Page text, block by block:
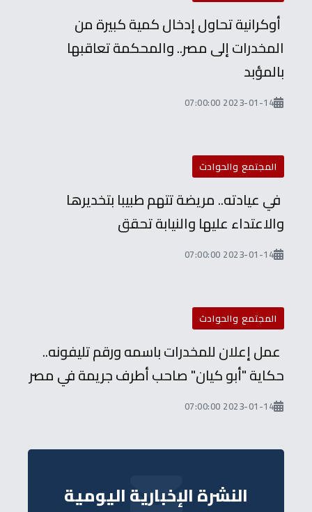
أوكرانية تحاول إدخال كمية كبيرة من
المخدرات إلى مصر.. والمحكمة تعاقبها
بالمؤبد
2023-01-14 07:00:00
المجتمع والحوادث
في عيادته.. مريضة تتهم طبيبا بتخديرها
والاعتداء عليها والنيابة تحقق
2023-01-14 07:00:00
المجتمع والحوادث
عمل إعلان للمخدرات باسمه ورقم تليفونه..
حكاية "أبو كيان" صاحب أطرف جريمة في مصر
2023-01-14 07:00:00
النشرة الإخبارية اليومية